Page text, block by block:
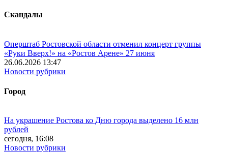
Скандалы
Оперштаб Ростовской области отменил концерт группы
«Руки Вверх!» на «Ростов Арене» 27 июня
26.06.2026 13:47
Новости рубрики
Город
На украшение Ростова ко Дню города выделено 16 млн
рублей
сегодня, 16:08
Новости рубрики